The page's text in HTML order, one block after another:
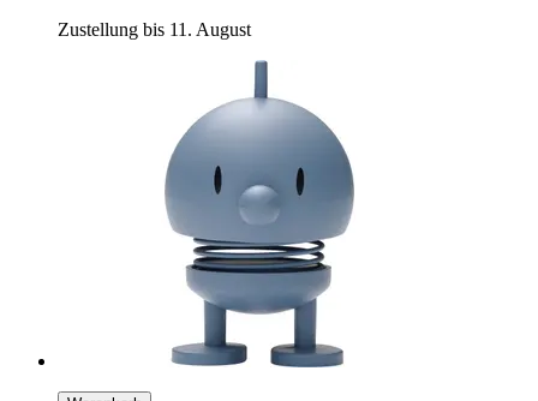
Zustellung bis 11. August